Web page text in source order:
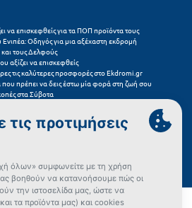
να επισκεφθείς για τα ΠΟΠ προϊόντα τους
Οδηγός για μια αξέχαστη εκδρομή
τους Δελφούς
αξίζει να επισκεφθείς
τις καλύτερες προσφορές στο Ekdromi.gr
πρέπει να δεις έστω μία φορά στη ζωή σου
στα Σύβοτα
Ελλάδα
καλοκαιρινές διακοπές
που αξίζουν μια θέση στο feed σου
Προστασίας Προσωπικών Δεδομένων